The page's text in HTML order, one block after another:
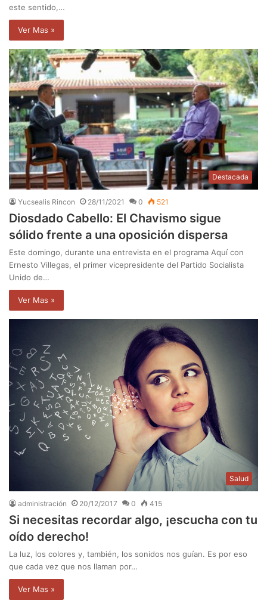
este sentido,…
Ver Mas »
Destacada
Yucsealis Rincon 28/11/2021 0 521
Diosdado Cabello: El Chavismo sigue
sólido frente a una oposición dispersa
Este domingo, durante una entrevista en el programa Aquí con
Ernesto Villegas, el primer vicepresidente del Partido Socialista
Unido de…
Ver Mas »
Salud
administración 20/12/2017 0 415
Si necesitas recordar algo, ¡escucha con tu
oído derecho!
La luz, los colores y, también, los sonidos nos guían. Es por eso
que cada vez que nos llaman por…
Ver Mas »